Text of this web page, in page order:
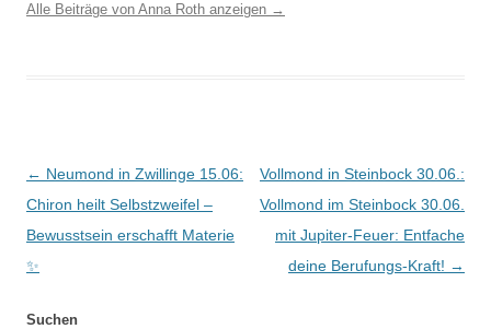
Alle Beiträge von Anna Roth anzeigen →
Beitragsnavigation
← Neumond in Zwillinge 15.06:
Chiron heilt Selbstzweifel –
Bewusstsein erschafft Materie
✨
Vollmond in Steinbock 30.06.:
Vollmond im Steinbock 30.06.
mit Jupiter-Feuer: Entfache
deine Berufungs-Kraft! →
Suchen